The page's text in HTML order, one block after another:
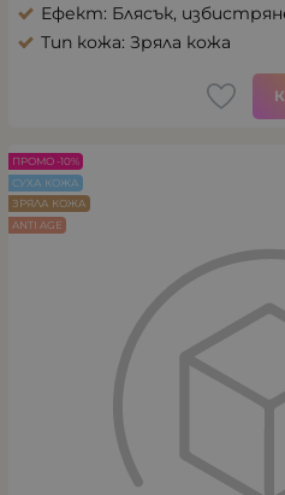
Ефект: Блясък,
Тип кожа: Зряла кожа
ПРОМО -10%
СУХА КОЖА
ЗРЯЛА КОЖА
ANTI AGE